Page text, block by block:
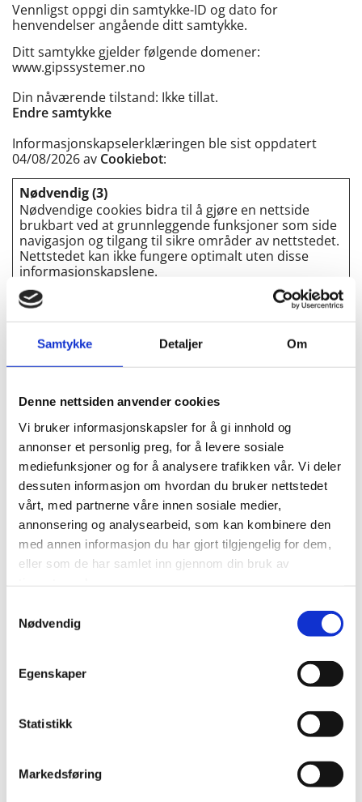
Samtykke Detaljer Om
Denne nettsiden anvender cookies
Vi bruker informasjonskapsler for å gi innhold og
annonser et personlig preg, for å levere sosiale
mediefunksjoner og for å analysere trafikken vår. Vi deler
dessuten informasjon om hvordan du bruker nettstedet
vårt, med partnerne våre innen sosiale medier,
annonsering og analysearbeid, som kan kombinere den
med annen informasjon du har gjort tilgjengelig for dem,
eller som de har samlet inn gjennom din bruk av
Nødvendig
Egenskaper
Statistikk
Markedsføring
Vennligst oppgi din samtykke-ID og dato for
henvendelser angående ditt samtykke.
Ditt samtykke gjelder følgende domener:
www.gipssystemer.no
Din nåværende tilstand: Ikke tillat.
Endre samtykke
Informasjonskapselerklæringen ble sist oppdatert
04/08/2026 av Cookiebot:
Nødvendig (3)
Nødvendige cookies bidra til å gjøre en nettside
brukbart ved at grunnleggende funksjoner som side
navigasjon og tilgang til sikre områder av nettstedet.
Nettstedet kan ikke fungere optimalt uten disse
informasjonskapslene.
Navn
Maksimal
__cf_bm
site-
mns.com
This cookie is used
to distinguish
between humans
beneficial for the
website, in order to
make valid reports
on the use of their
website.
1 dag
CookieCon
sent
Cookiebot Stores the user's
cookie consent
state for the
current domain
1 år
Markedsføring (8)
besøkende på nettsteder. Hensikten er å vise
annonser som er relevante og engasjerende for den
og tredjeparts annonsører.
2 år